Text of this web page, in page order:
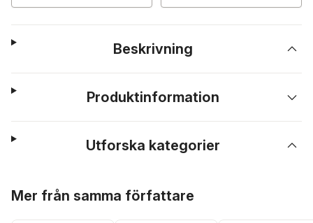
Beskrivning
Produktinformation
Utforska kategorier
Mer från samma författare